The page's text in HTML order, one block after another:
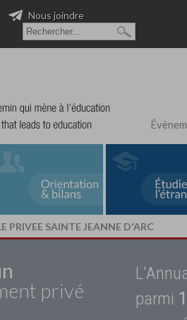
Nous joindre
PRIVEE SAINTE JEANNE D'ARC
privé
parmi